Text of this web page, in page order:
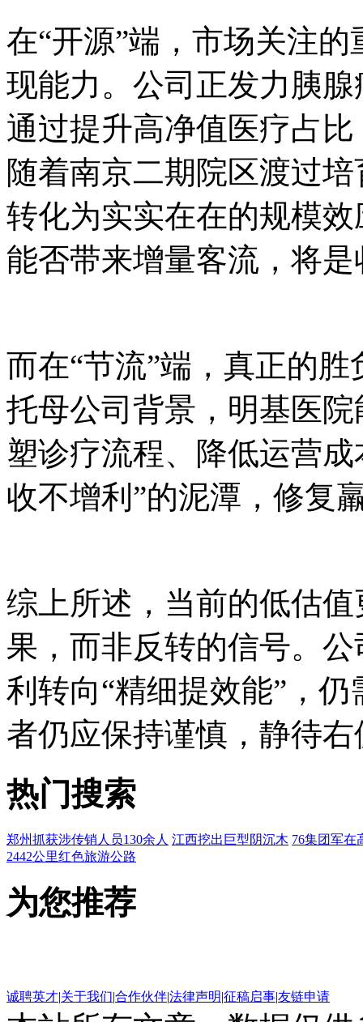
在“开源”端，市场关注
现能力。公司正发力胰
通过提升高净值医疗占
随着南京二期院区渡过
转化为实实在在的规模
能否带来增量客流，将
而在“节流”端，真正的
托母公司背景，明基医
塑诊疗流程、降低运营
收不增利”的泥潭，修复
综上所述，当前的低估
果，而非反转的信号。
利转向“精细提效能”，
者仍应保持谨慎，静待
热门搜索
郑州抓获涉传销人员130余人 江西挖出巨型阴沉木 76集团军在
2442公里红色旅游公路
为您推荐
诚聘英才|关于我们|合作伙伴|法律声明|征稿启事|友链申请